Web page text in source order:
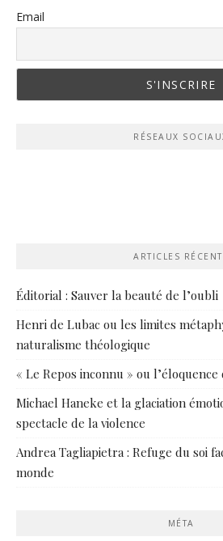
Email
RÉSEAUX
ARTICLES
Éditorial : Sauver la beauté de l’oubli
Henri de Lubac ou les limites
naturalisme théologique
« Le Repos inconnu » ou l’éloquence
Michael Haneke et la glaciation
spectacle de la violence
Andrea Tagliapietra : Refuge du soi
monde
MÉTA